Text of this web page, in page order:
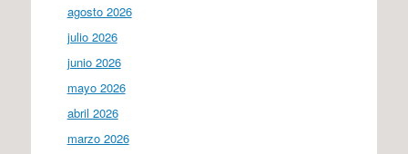
agosto 2026
julio 2026
junio 2026
mayo 2026
abril 2026
marzo 2026